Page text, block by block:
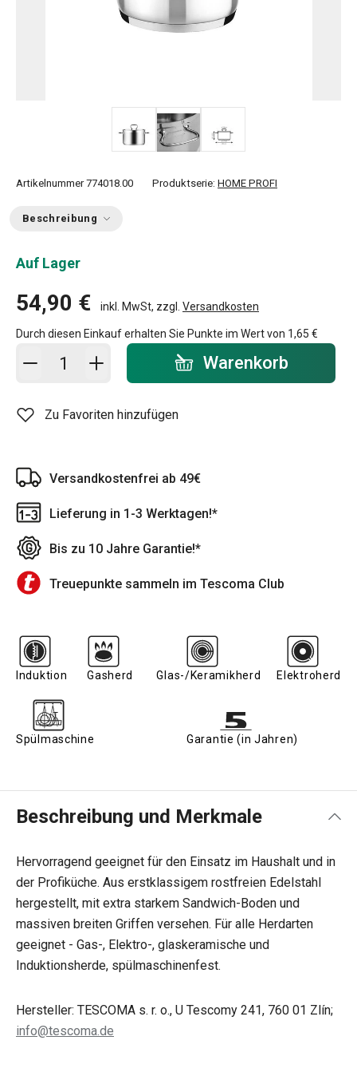
Artikelnummer 774018.00 Produktserie: HOME PROFI
Beschreibung
Auf Lager
54,90 € inkl. MwSt, zzgl. Versandkosten
Durch diesen Einkauf erhalten Sie Punkte im Wert von 1,65 €
In den Warenkorb - Menge Warenkorb
Zu Favoriten hinzufügen
Versandkostenfrei ab 49€
Lieferung in 1-3 Werktagen!*
Bis zu 10 Jahre Garantie!*
Treuepunkte sammeln im Tescoma Club
Induktion Gasherd Glas-/Keramikherd Elektroherd
Spülmaschine Garantie (in Jahren)
Beschreibung und Merkmale
Hervorragend geeignet für den Einsatz im Haushalt und in
der Profiküche. Aus erstklassigem rostfreien Edelstahl
hergestellt, mit extra starkem Sandwich-Boden und
massiven breiten Griffen versehen. Für alle Herdarten
geeignet - Gas-, Elektro-, glaskeramische und
Induktionsherde, spülmaschinenfest.
Hersteller: TESCOMA s. r. o., U Tescomy 241, 760 01 Zlín;
info@tescoma.de